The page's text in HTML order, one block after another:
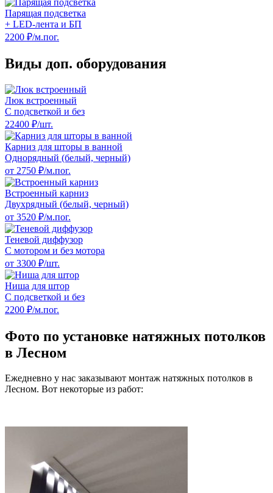
Парящая подсветка
+ LED-лента и БП
2200 ₽/м.пог.
Виды доп. оборудования
Люк встроенный
С подсветкой и без
22400 ₽/шт.
Карниз для шторы в ванной
Однорядный (белый, черный)
от 2750 ₽/м.пог.
Встроенный карниз
Двухрядный (белый, черный)
от 3520 ₽/м.пог.
Теневой диффузор
С мотором и без мотора
от 3300 ₽/шт.
Ниша для штор
С подсветкой и без
2200 ₽/м.пог.
Фото по установке натяжных потолков
в Лесном
Ежедневно у нас заказывают монтаж натяжных потолков в
Лесном. Вот некоторые из работ: